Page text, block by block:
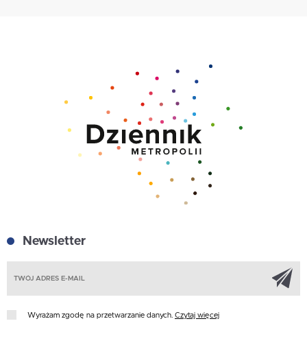
Newsletter
Wyrażam zgodę na przetwarzanie danych. Czytaj więcej